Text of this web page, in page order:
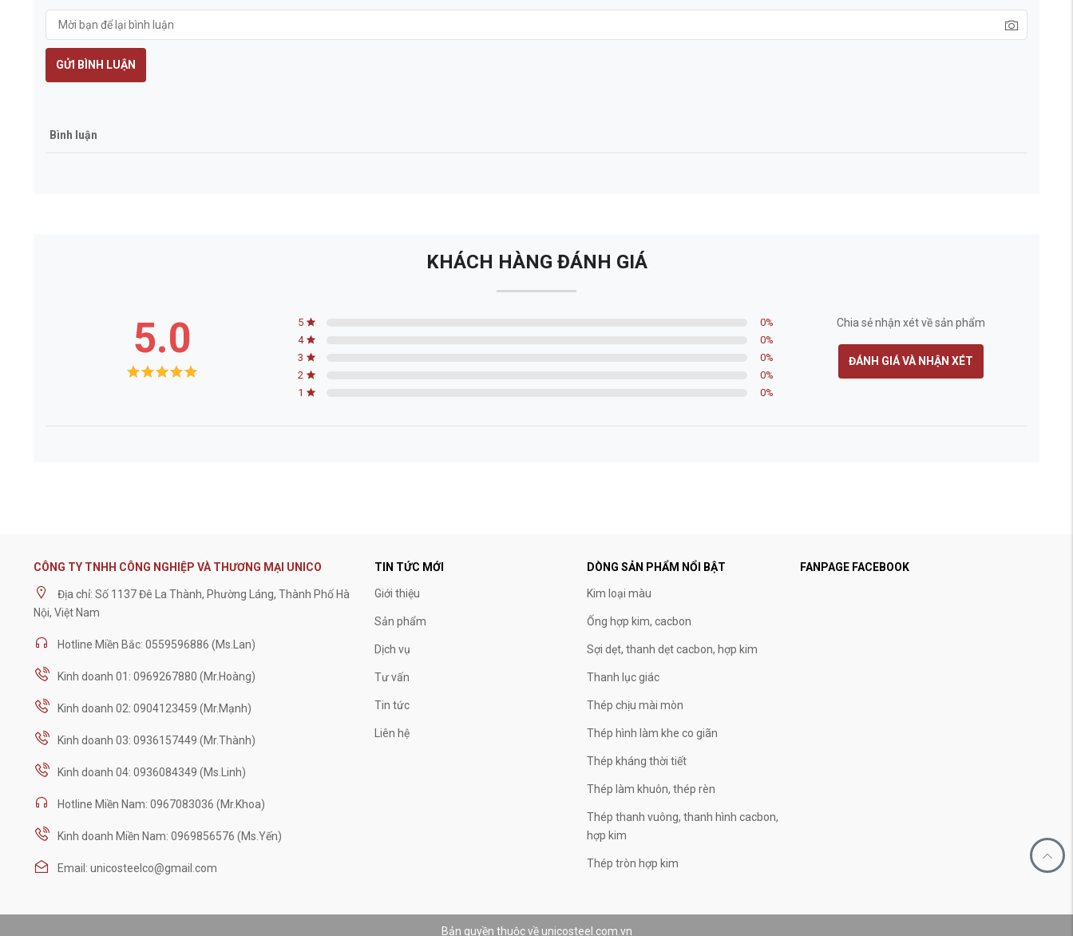
GỬI BÌNH LUẬN
Bình luận
KHÁCH HÀNG ĐÁNH GIÁ
5.0 5 0%
4
0%
3
0%
2
0%
1
0%
Chia sẻ nhận xét về sản phẩm
ĐÁNH GIÁ VÀ NHẬN XÉT
CÔNG TY TNHH CÔNG NGHIỆP VÀ THƯƠNG MẠI UNICO
Địa chỉ: Số 1137 Đê La Thành, Phường Láng, Thành Phố Hà
Nội, Việt Nam
Hotline Miền Bắc: 0559596886 (Ms.Lan)
Kinh doanh 01: 0969267880 (Mr.Hoàng)
Kinh doanh 02: 0904123459 (Mr.Mạnh)
Kinh doanh 03: 0936157449 (Mr.Thành)
Kinh doanh 04: 0936084349 (Ms.Linh)
Hotline Miền Nam: 0967083036 (Mr.Khoa)
Kinh doanh Miền Nam: 0969856576 (Ms.Yến)
Email: unicosteelco@gmail.com
TIN TỨC MỚI
Giới thiệu
Sản phẩm
Dịch vụ
Tư vấn
Tin tức
Liên hệ
DÒNG SẢN PHẨM NỔI BẬT
Kim loại màu
Ống hợp kim, cacbon
Sợi dẹt, thanh dẹt cacbon, hợp kim
Thanh lục giác
Thép chịu mài mòn
Thép hình làm khe co giãn
Thép kháng thời tiết
Thép làm khuôn, thép rèn
Thép thanh vuông, thanh hình cacbon,
hợp kim
Thép tròn hợp kim
FANPAGE FACEBOOK
Bản quyền thuộc về unicosteel.com.vn